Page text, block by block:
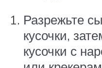
Разрежьте
кусочки,
кусочки с